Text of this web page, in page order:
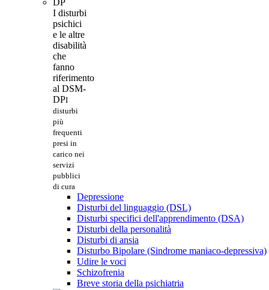
I disturbi
psichici
e le altre
disabilità
che
fanno
riferimento
al DSM-
DPI
disturbi
più
frequenti
presi in
carico nei
servizi
pubblici
di cura
Depressione
Disturbi del linguaggio (DSL)
Disturbi specifici dell'apprendimento (DSA)
Disturbi della personalità
Disturbi di ansia
Disturbo Bipolare (Sindrome maniaco-depressiva)
Udire le voci
Schizofrenia
Breve storia della psichiatria